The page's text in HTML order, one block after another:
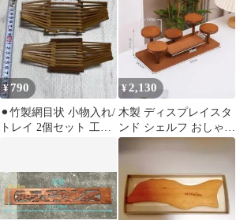
¥790
⚫︎竹製網目状 小物入れ/
トレイ 2個セット 工芸
¥2,130
木製 ディスプレイスタ
ンド シェルフ おしゃれ
収納 展示 ウォールナッ
ト